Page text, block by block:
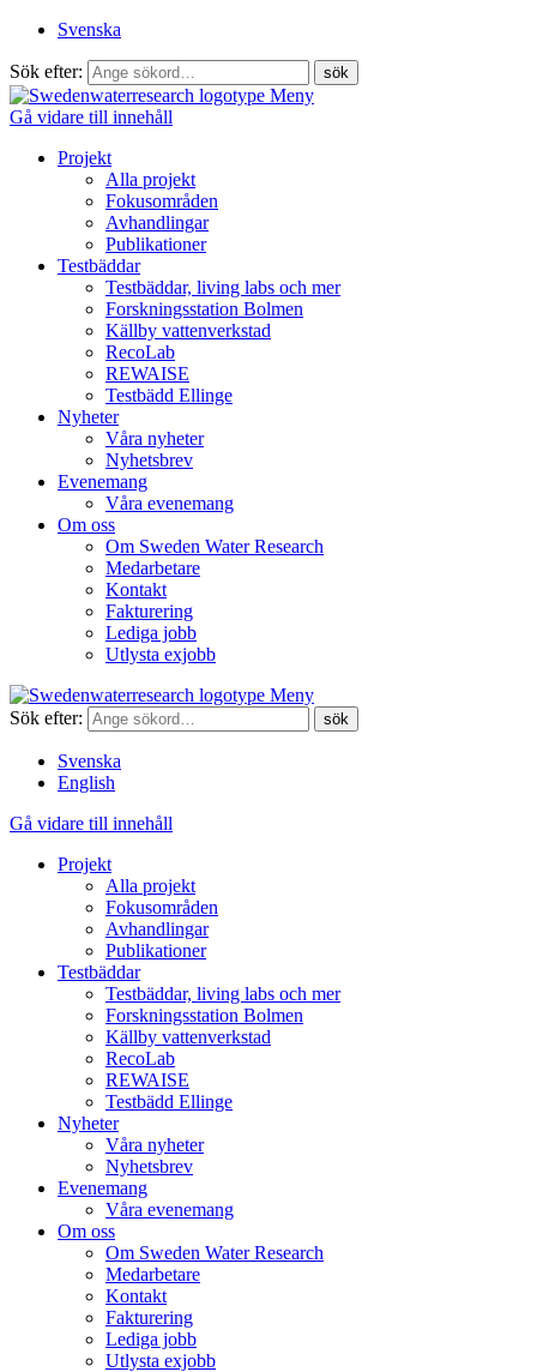
Svenska
Sök efter:
Meny
Gå vidare till innehåll
Projekt
Alla projekt
Fokusområden
Avhandlingar
Publikationer
Testbäddar
Testbäddar, living labs och mer
Forskningsstation Bolmen
Källby vattenverkstad
RecoLab
REWAISE
Testbädd Ellinge
Nyheter
Våra nyheter
Nyhetsbrev
Evenemang
Våra evenemang
Om oss
Om Sweden Water Research
Medarbetare
Kontakt
Fakturering
Lediga jobb
Utlysta exjobb
Meny
Sök efter:
Svenska
English
Gå vidare till innehåll
Projekt
Alla projekt
Fokusområden
Avhandlingar
Publikationer
Testbäddar
Testbäddar, living labs och mer
Forskningsstation Bolmen
Källby vattenverkstad
RecoLab
REWAISE
Testbädd Ellinge
Nyheter
Våra nyheter
Nyhetsbrev
Evenemang
Våra evenemang
Om oss
Om Sweden Water Research
Medarbetare
Kontakt
Fakturering
Lediga jobb
Utlysta exjobb